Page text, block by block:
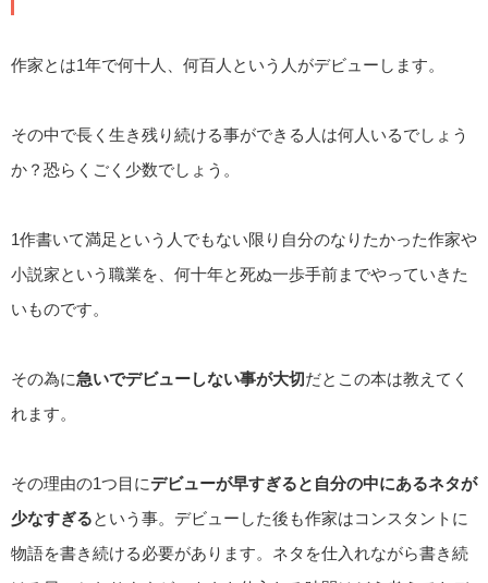
作家とは1年で何十人、何百人という人がデビューします。
その中で長く生き残り続ける事ができる人は何人いるでしょう
か？恐らくごく少数でしょう。
1作書いて満足という人でもない限り自分のなりたかった作家や
小説家という職業を、何十年と死ぬ一歩手前までやっていきた
いものです。
その為に急いでデビューしない事が大切だとこの本は教えてく
れます。
その理由の1つ目にデビューが早すぎると自分の中にあるネタが
少なすぎるという事。デビューした後も作家はコンスタントに
物語を書き続ける必要があります。ネタを仕入れながら書き続